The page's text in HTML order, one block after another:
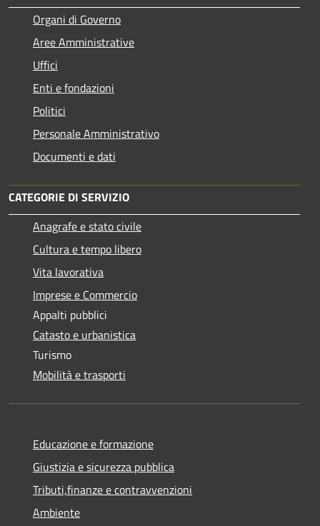
Organi di Governo
Aree Amministrative
Uffici
Enti e fondazioni
Politici
Personale Amministrativo
Documenti e dati
CATEGORIE DI SERVIZIO
Anagrafe e stato civile
Cultura e tempo libero
Vita lavorativa
Imprese e Commercio
Appalti pubblici
Catasto e urbanistica
Turismo
Mobilità e trasporti
Educazione e formazione
Giustizia e sicurezza pubblica
Tributi,finanze e contravvenzioni
Ambiente